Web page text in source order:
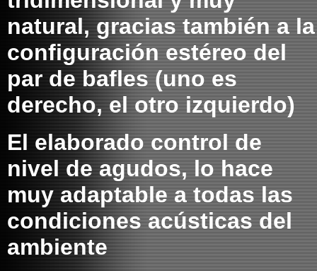
natural, graciastambién a la
configuración estéreo del
par de bafles (uno es
derecho, el otro izquierdo)
El elaborado control de
nivel de agudos, lo hace
muy adaptable a todas las
condiciones acústicas del
ambiente